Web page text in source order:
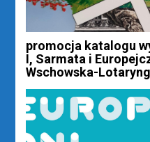
promocja katalogu
I, Sarmata i
Wschowska-